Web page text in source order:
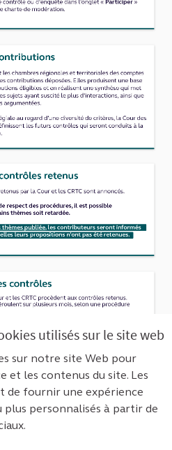
utilisés sur le site web
sur notre site Web pour
et les contenus du site. Les
de fournir une expérience
personnalisés à partir de